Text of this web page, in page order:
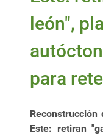
león",
para
Este: retiran